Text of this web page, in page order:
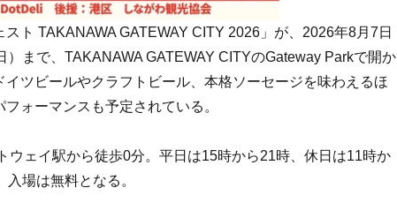
スト TAKANAWA GATEWAY CITY 2026」が、2026年8月7日
）まで、TAKANAWA GATEWAY CITYのGateway Parkで開か
イツビールやクラフトビール、本格ソーセージを味わえるほ
ォーマンスも予定されている。
ウェイ駅から徒歩0分。平日は15時から21時、休日は11時か
場は無料となる。